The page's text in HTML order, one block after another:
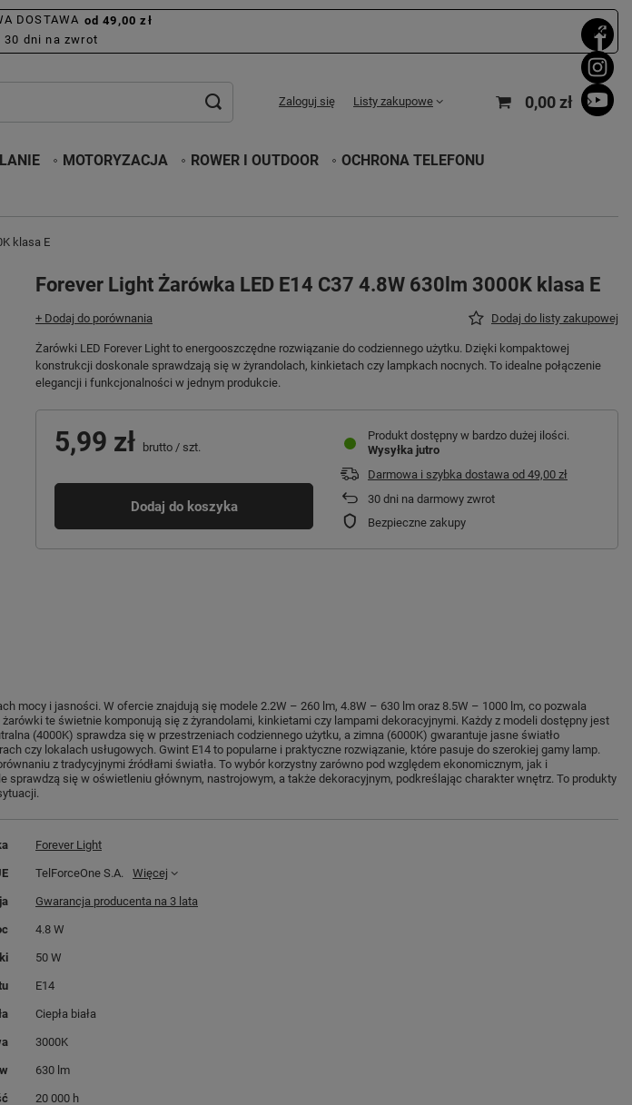
DOSTAWA od 49,00 zł
30 dni na zwrot
Zaloguj się Listy zakupowe 0,00 zł
MOTORYZACJA ROWER I OUTDOOR
OCHRONA TELEFONU
klasa E
Forever Light Żarówka LED E14 C37 4.8W 630lm 3000K klasa E
+ Dodaj do porównania Dodaj do listy zakupowej
Żarówki LED Forever Light to energooszczędne rozwiązanie do codziennego użytku. Dzięki kompaktowej
konstrukcji doskonale sprawdzają się w żyrandolach, kinkietach czy lampkach nocnych. To idealne połączenie
elegancji i funkcjonalności w jednym produkcie.
5,99 zł brutto / szt.
Dodaj do koszyka
Produkt dostępny w bardzo dużej ilości
Wysyłka jutro
Darmowa i szybka dostawa od 49,00 zł
30 dni na darmowy zwrot
Bezpieczne zakupy
mocy i jasności. W ofercie znajdują się modele 2.2W – 260 lm, 4.8W – 630 lm oraz 8.5W – 1000 lm, co pozwala
te świetnie komponują się z żyrandolami, kinkietami czy lampami dekoracyjnymi. Każdy z modeli dostępny jest
(4000K) sprawdza się w przestrzeniach codziennego użytku, a zimna (6000K) gwarantuje jasne światło
czy lokalach usługowych. Gwint E14 to popularne i praktyczne rozwiązanie, które pasuje do szerokiej gamy lamp.
z tradycyjnymi źródłami światła. To wybór korzystny zarówno pod względem ekonomicznym, jak i
się w oświetleniu głównym, nastrojowym, a także dekoracyjnym, podkreślając charakter wnętrz. To produkty
Forever Light
TelForceOne S.A. Więcej
Gwarancja producenta na 3 lata
4.8 W
50 W
E14
Ciepła biała
3000K
630 lm
20 000 h